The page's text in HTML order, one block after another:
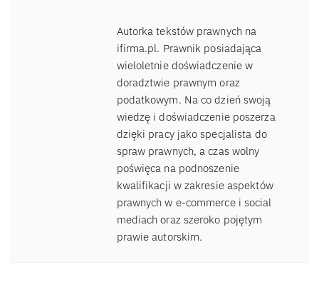
Autorka tekstów prawnych na
ifirma.pl. Prawnik posiadająca
wieloletnie doświadczenie w
doradztwie prawnym oraz
podatkowym. Na co dzień swoją
wiedzę i doświadczenie poszerza
dzięki pracy jako specjalista do
spraw prawnych, a czas wolny
poświęca na podnoszenie
kwalifikacji w zakresie aspektów
prawnych w e-commerce i social
mediach oraz szeroko pojętym
prawie autorskim.